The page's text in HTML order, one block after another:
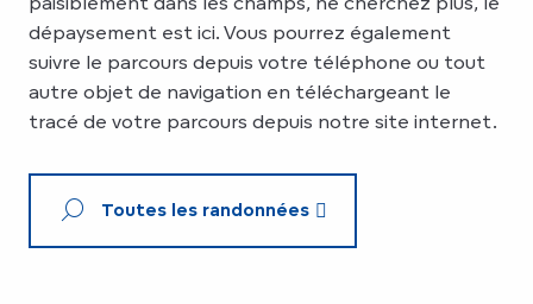
dépaysement est ici. Vous pourrez également
suivre le parcours depuis votre téléphone ou tout
autre objet de navigation en téléchargeant le
tracé de votre parcours depuis notre site internet.
Toutes les randonnées